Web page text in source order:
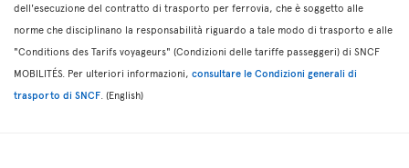
dell'esecuzione del contratto di trasporto per ferrovia, che è soggetto alle
norme che disciplinano la responsabilità riguardo a tale modo di trasporto e alle
"Conditions des Tarifs voyageurs" (Condizioni delle tariffe passeggeri) di SNCF
MOBILITÉS. Per ulteriori informazioni, consultare le Condizioni generali di
trasporto di SNCF. (English)